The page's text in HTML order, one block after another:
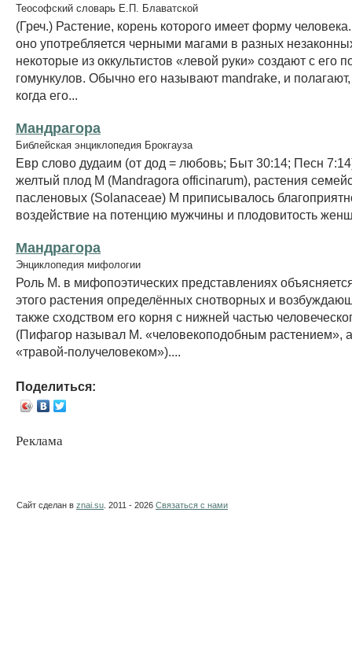
Теософский словарь Е.П. Блаватской
(Греч.) Растение, корень которого имеет форму
оно употребляется черными магами в разных
некоторые из оккультистов «левой руки» создают с его
гомункулов. Обычно его называют mandrake, и полагают,
когда его...
Мандрагора
Библейская энциклопедия Брокгауза
Евр слово дудаим (от дод = любовь; Быт 30:14; Песн
желтый плод М (Mandragora officinarum), растения
пасленовых (Solanaceae) М приписывалось
воздействие на потенцию мужчины и плодовитость
Мандрагора
Энциклопедия мифологии
Роль M. в мифопоэтических представлениях
этого растения определённых снотворных и
также сходством его корня с нижней частью
(Пифагор называл M. «человекоподобным растением»,
«травой-получеловеком»)....
Поделиться:
Реклама
Сайт сделан в znai.su . 2011 - 2026 Связаться с нами